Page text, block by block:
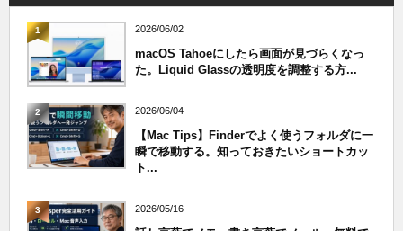
1 2026/06/02
macOS Tahoeにしたら画面が見づらくなっ
た。Liquid Glassの透明度を調整する方...
2 2026/06/04
【Mac Tips】Finderでよく使うフォルダに一
瞬で移動する。知っておきたいショートカッ
ト...
3 2026/05/16